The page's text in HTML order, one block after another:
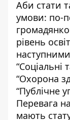
Аби стати
умови: по-
рівень
наступними
“Соціальні
“Охорона
“Публічне
Перевага
мають